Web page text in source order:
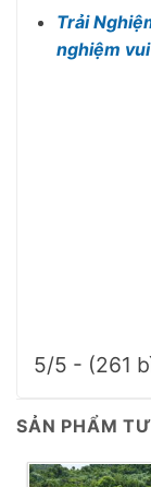
Trải
nghiệm
5/5 - (261
SẢN PHẨM